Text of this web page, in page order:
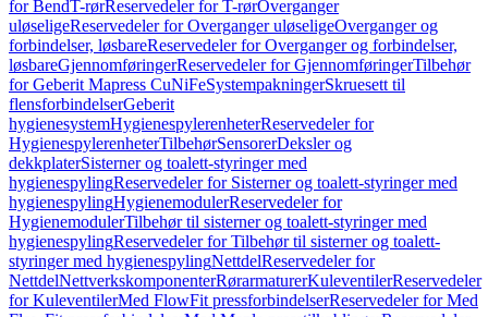
for BendT-rørReservedeler for T-rørOverganger
uløseligeReservedeler for Overganger uløseligeOverganger og
forbindelser, løsbareReservedeler for Overganger og forbindelser,
løsbareGjennomføringerReservedeler for GjennomføringerTilbehør
for Geberit Mapress CuNiFeSystempakningerSkruesett til
flensforbindelserGeberit
hygienesystemHygienespylerenheterReservedeler for
HygienespylerenheterTilbehørSensorerDeksler og
dekkplaterSisterner og toalett-styringer med
hygienespylingReservedeler for Sisterner og toalett-styringer med
hygienespylingHygienemodulerReservedeler for
HygienemodulerTilbehør til sisterner og toalett-styringer med
hygienespylingReservedeler for Tilbehør til sisterner og toalett-
styringer med hygienespylingNettdelReservedeler for
NettdelNettverkskomponenterRørarmaturerKuleventilerReservedeler
for KuleventilerMed FlowFit pressforbindelserReservedeler for Med